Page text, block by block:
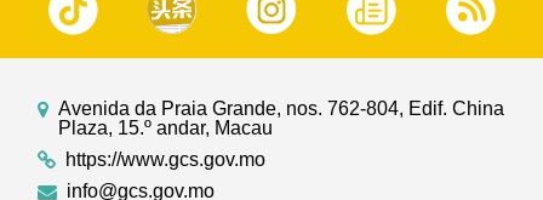
Avenida da Praia Grande, nos. 762-804, Edif. China
Plaza, 15.º andar, Macau
https://www.gcs.gov.mo
info@gcs.gov.mo